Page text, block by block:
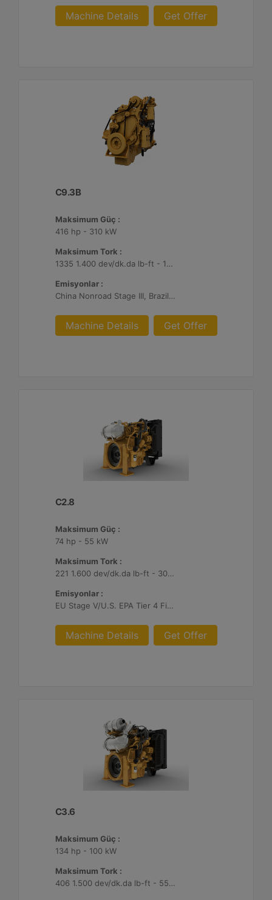
Machine Details Get Offer
C9.3B
Maksimum Güç :
416 hp - 310 kW
Maksimum Tork :
1335 1.400 dev/dk.da lb-ft - 1810 1.400 dev/dk.da Nm
Emisyonlar :
China Nonroad Stage III, Brazil MAR-1, UN ECE R96 Stage IIIA
Machine Details Get Offer
C2.8
Maksimum Güç :
74 hp - 55 kW
Maksimum Tork :
221 1.600 dev/dk.da lb-ft - 300 1.600 dev/dk.da Nm
Emisyonlar :
EU Stage V/U.S. EPA Tier 4 Final/ Japan 2014 (Tier 4 Final)
Machine Details Get Offer
C3.6
Maksimum Güç :
134 hp - 100 kW
Maksimum Tork :
406 1.500 dev/dk.da lb-ft - 550 1.500 dev/dk.da Nm